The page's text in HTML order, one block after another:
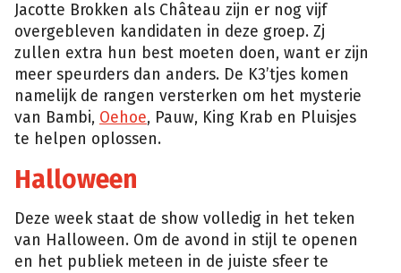
Jacotte Brokken als Château zijn er nog vijf
overgebleven kandidaten in deze groep. Zj
zullen extra hun best moeten doen, want er zijn
meer speurders dan anders. De K3’tjes komen
namelijk de rangen versterken om het mysterie
van Bambi, Oehoe, Pauw, King Krab en Pluisjes
te helpen oplossen.
Halloween
Deze week staat de show volledig in het teken
van Halloween. Om de avond in stijl te openen
en het publiek meteen in de juiste sfeer te